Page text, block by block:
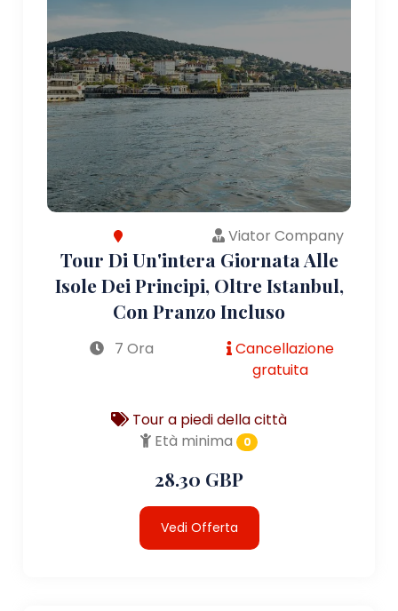
Viator Company
Tour Di Un'intera Giornata Alle
Isole Dei Principi, Oltre Istanbul,
Con Pranzo Incluso
7 Ora
Cancellazione
gratuita
Tour a piedi della città
Età minima
0
28.30 GBP
Vedi Offerta